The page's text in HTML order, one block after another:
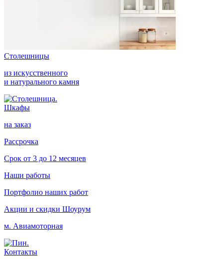
Столешницы
из искусственного
и натурального камня
Шкафы
на заказ
Рассрочка
Срок от 3 до 12 месяцев
Наши работы
Портфолио наших работ
Акции и скидки Шоурум
м. Авиамоторная
Контакты